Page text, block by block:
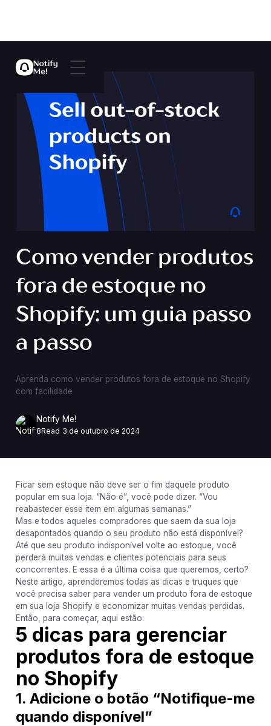
Como vender produtos
fora de estoque no
Shopify: um guia passo
a passo
Aprenda como vender produtos fora de estoque no Shopify
com facilidade
Notify Me!
8Read 3 de outubro de 2024
Ficar sem estoque não deve ser o fim daquele produto
popular em sua loja. “Não é”, você pode dizer. “Vou
reabastecer esse item em algumas semanas.”
Mas e todos aqueles compradores que saem da sua loja
desapontados quando o seu produto não está disponível?
Até que seu produto indisponível volte ao estoque, você
perderá muitas vendas e clientes potenciais para seus
concorrentes. E essa é a última coisa que queremos, certo?
Neste artigo, aprenderemos todas as dicas e truques que
você precisa saber para vender um produto fora de estoque
em sua loja Shopify e economizar muitas vendas perdidas.
Então, para começar, aqui estão:
5 dicas para gerenciar
produtos fora de estoque
no Shopify
1. Adicione o botão “Notifique-me
quando disponível”